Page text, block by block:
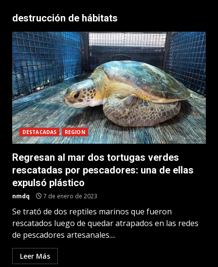
destrucción de hábitats
DESTACADAS REGION
Regresan al mar dos tortugas verdes
rescatadas por pescadores: una de ellas
expulsó plástico
nmdq 7 de enero de 2023
Se trató de dos reptiles marinos que fueron
rescatados luego de quedar atrapados en las redes
de pescadores artesanales....
Leer Más